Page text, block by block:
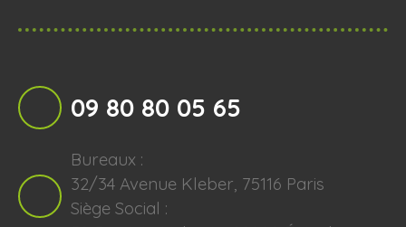
09 80 80 05 65
Bureaux :
32/34 Avenue Kleber, 75116 Paris
Siège Social :